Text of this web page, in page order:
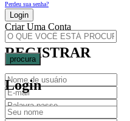
Perdeu sua senha?
Criar Uma Conta
REGISTRAR
procura
Login